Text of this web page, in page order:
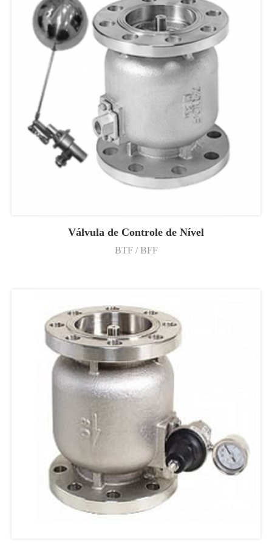
Válvula de Controle de Nível
BTF / BFF